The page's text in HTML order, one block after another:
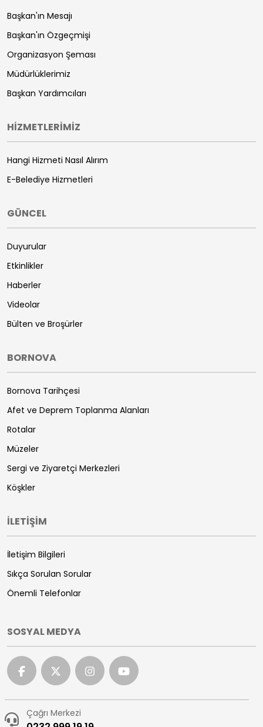
Başkan'ın Mesajı
Başkan'ın Özgeçmişi
Organizasyon Şeması
Müdürlüklerimiz
Başkan Yardımcıları
HİZMETLERİMİZ
Hangi Hizmeti Nasıl Alırım
E-Belediye Hizmetleri
GÜNCEL
Duyurular
Etkinlikler
Haberler
Videolar
Bülten ve Broşürler
BORNOVA
Bornova Tarihçesi
Afet ve Deprem Toplanma Alanları
Rotalar
Müzeler
Sergi ve Ziyaretçi Merkezleri
Köşkler
İLETİŞİM
İletişim Bilgileri
Sıkça Sorulan Sorular
Önemli Telefonlar
SOSYAL MEDYA
Çağrı Merkezi